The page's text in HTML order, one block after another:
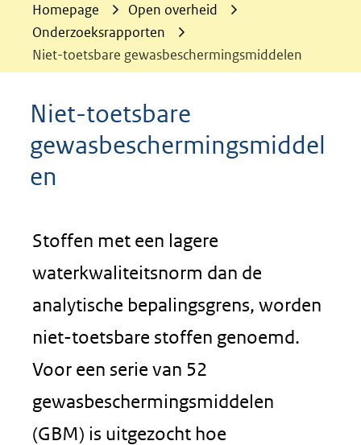
Homepage
Open overheid
Onderzoeksrapporten
Niet-toetsbare gewasbeschermingsmiddelen
Niet-toetsbare
gewasbeschermingsmiddel
en
Stoffen met een lagere
waterkwaliteitsnorm dan de
analytische bepalingsgrens, worden
niet-toetsbare stoffen genoemd.
Voor een serie van 52
gewasbeschermingsmiddelen
(GBM) is uitgezocht hoe